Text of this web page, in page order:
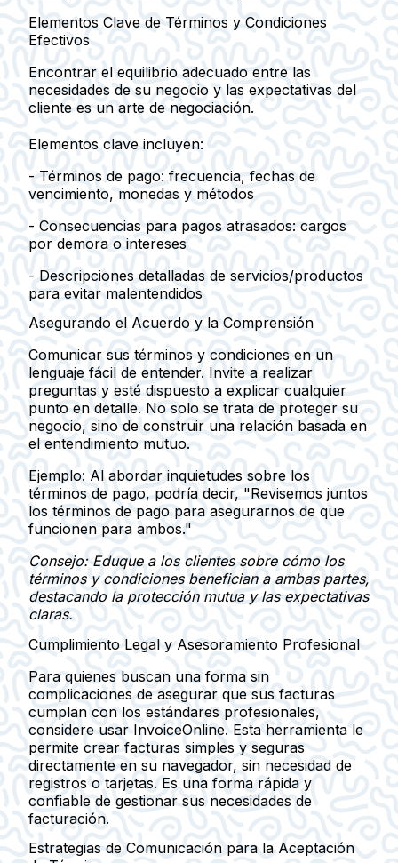
Elementos Clave de Términos y Condiciones
Efectivos
Encontrar el equilibrio adecuado entre las
necesidades de su negocio y las expectativas del
cliente es un arte de negociación.
Elementos clave incluyen:
- Términos de pago: frecuencia, fechas de
vencimiento, monedas y métodos
- Consecuencias para pagos atrasados: cargos
por demora o intereses
- Descripciones detalladas de servicios/productos
para evitar malentendidos
Asegurando el Acuerdo y la Comprensión
Comunicar sus términos y condiciones en un
lenguaje fácil de entender. Invite a realizar
preguntas y esté dispuesto a explicar cualquier
punto en detalle. No solo se trata de proteger su
negocio, sino de construir una relación basada en
el entendimiento mutuo.
Ejemplo: Al abordar inquietudes sobre los
términos de pago, podría decir, "Revisemos juntos
los términos de pago para asegurarnos de que
funcionen para ambos."
Consejo: Eduque a los clientes sobre cómo los
términos y condiciones benefician a ambas partes,
destacando la protección mutua y las expectativas
claras.
Cumplimiento Legal y Asesoramiento Profesional
Para quienes buscan una forma sin
complicaciones de asegurar que sus facturas
cumplan con los estándares profesionales,
considere usar InvoiceOnline. Esta herramienta le
permite crear facturas simples y seguras
directamente en su navegador, sin necesidad de
registros o tarjetas. Es una forma rápida y
confiable de gestionar sus necesidades de
facturación.
Estrategias de Comunicación para la Aceptación